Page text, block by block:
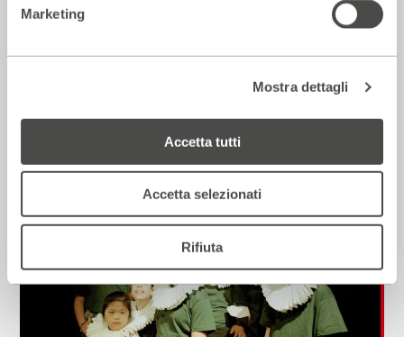
Marketing
Mostra dettagli
Accetta tutti
Accetta selezionati
Rifiuta
Teatro